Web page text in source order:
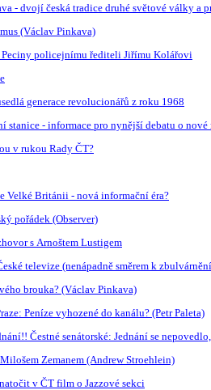
- dvojí česká tradice druhé světové války a
(Václav Pinkava)
policejnímu řediteli Jiřímu Kolářovi
generace revolucionářů z roku 1968
stanice - informace pro nynější debatu o
v rukou Rady ČT?
Británii - nová informační éra?
pořádek (Observer)
s Arnoštem Lustigem
televize (nenápadně směrem k
brouka? (Václav Pinkava)
Peníze vyhozené do kanálu? (Petr Paleta)
Čestné senátorské: Jednání se
Zemanem (Andrew Stroehlein)
v ČT film o Jazzové sekci